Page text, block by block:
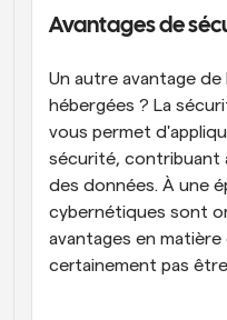
Avantages de
Un autre avantage
hébergées ? La
vous permet
sécurité, contribuant
des données. À une
cybernétiques sont
avantages en
certainement pas